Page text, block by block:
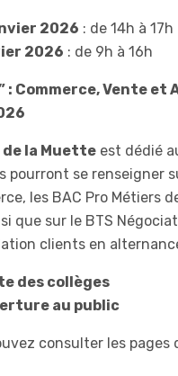
2026 : de 14h à 17h
2026 : de 9h à 16h
: Commerce, Vente et
de la Muette est dédié
pourront se renseigner
les BAC Pro Métiers
que sur le BTS
clients en
des collèges
au public
consulter les pages